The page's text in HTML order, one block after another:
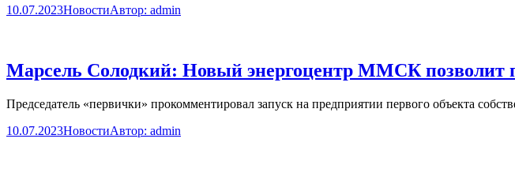
10.07.2023НовостиАвтор: admin
Марсель Солодкий: Новый энергоцентр ММСК позволит
Председатель «первички» прокомментировал запуск на предприятии первого объекта
10.07.2023НовостиАвтор: admin